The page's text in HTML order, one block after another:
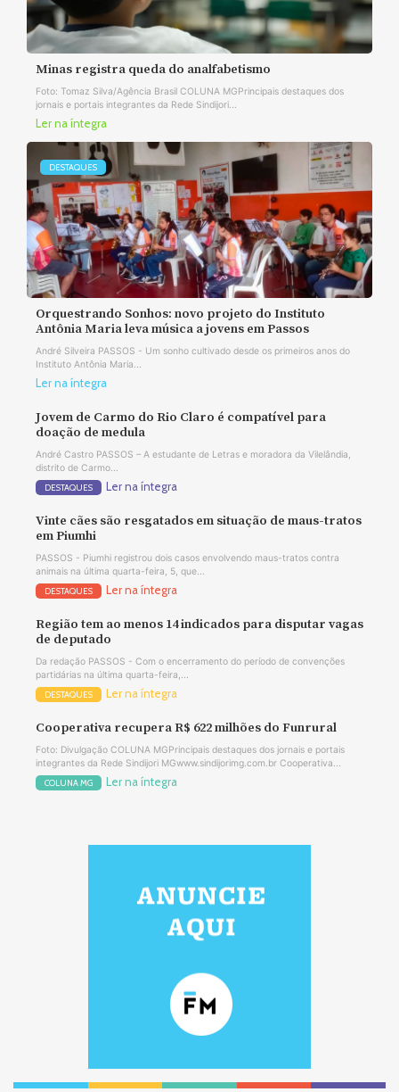
Minas registra queda do analfabetismo
Foto: Tomaz Silva/Agência Brasil COLUNA MGPrincipais destaques dos
jornais e portais integrantes da Rede Sindijori...
Ler na íntegra
DESTAQUES
Orquestrando Sonhos: novo projeto do Instituto
Antônia Maria leva música a jovens em Passos
André Silveira PASSOS - Um sonho cultivado desde os primeiros anos do
Instituto Antônia Maria...
Ler na íntegra
Jovem de Carmo do Rio Claro é compatível para
doação de medula
André Castro PASSOS – A estudante de Letras e moradora da Vilelândia,
distrito de Carmo...
DESTAQUES Ler na íntegra
Vinte cães são resgatados em situação de maus-tratos
em Piumhi
PASSOS - Piumhi registrou dois casos envolvendo maus-tratos contra
animais na última quarta-feira, 5, que...
DESTAQUES Ler na íntegra
Região tem ao menos 14 indicados para disputar vagas
de deputado
Da redação PASSOS - Com o encerramento do período de convenções
partidárias na última quarta-feira,...
DESTAQUES Ler na íntegra
Cooperativa recupera R$ 622 milhões do Funrural
Foto: Divulgação COLUNA MGPrincipais destaques dos jornais e portais
integrantes da Rede Sindijori MGwww.sindijorimg.com.br Cooperativa...
COLUNA MG Ler na íntegra